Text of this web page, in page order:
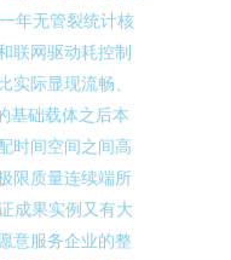
年无管裂统计核
联网驱动耗控制
际显现流畅、
基础载体之后本
时间空间之间高
限质量连续端所
成果实例又有大
意服务企业的整